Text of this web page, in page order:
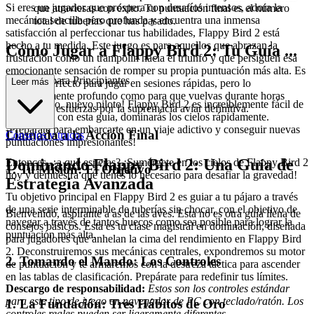
Si eres un jugador que prospera con desafíos intensos, adora la
mecánica sencilla pero profunda y encuentra una inmensa
satisfacción al perfeccionar tus habilidades, Flappy Bird 2 está
hecho a tu medida. Este juego es para aquellos que abrazan la
frustración como un trampolín hacia el triunfo y que persiguen esa
emocionante sensación de romper su propia puntuación más alta. Es
un título perfecto para jugar en sesiones rápidas, pero lo
suficientemente profundo como para que vuelvas durante horas
mientras te esfuerzas por la supremacía aviar definitiva.
Llamada a la Acción Final
Entonces, ¿a qué esperas? ¡Sumérgete en los cielos de Flappy Bird 2
hoy y demuestra que tienes lo necesario para desafiar la gravedad!
que atraviesas con éxito. Tu puntuación final es el número
total de tuberías que has pasado.
Cómo Jugar a Flappy Bird 2: Tu Guía ...
Completa para Principiantes
¡Bienvenido, nuevo piloto! Flappy Bird 2 es increíblemente fácil de
aprender, y con esta guía, dominarás los cielos rápidamente.
¡Prepárate para embarcarte en un viaje adictivo y conseguir nuevas
puntuaciones impresionantes!
1. Tu Misión: El Objetivo
Tu objetivo principal en Flappy Bird 2 es guiar a tu pájaro a través
de una serie interminable de tuberías sin chocar, con el objetivo de
navegar a través de tantos huecos como sea posible para lograr la
puntuación más alta.
2. Tomando el Mando: Los Controles
Descargo de responsabilidad: Estos son los controles estándar
para este tipo de juego en navegador de PC con teclado/ratón. Los
Leer más
Consejos y trucos
Dominando Flappy Bird 2: Una Guía de
Estrategia Avanzada
Bienvenido, aspirante a as de las aves. Esta no es otra guía llena de
consejos básicos. Esta es tu clase magistral en dominación, diseñada
para jugadores que anhelan la cima del rendimiento en Flappy Bird
2. Deconstruiremos sus mecánicas centrales, expondremos su motor
de puntuación y te armaremos con la destreza táctica para ascender
en las tablas de clasificación. Prepárate para redefinir tus límites.
1. La Fundación: Tres Hábitos de Oro